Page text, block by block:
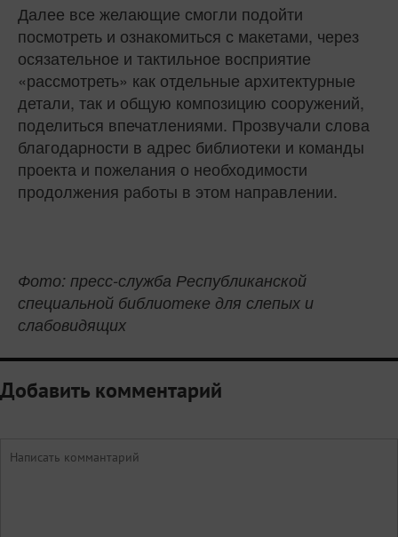
Далее все желающие смогли подойти
посмотреть и ознакомиться с макетами, через
осязательное и тактильное восприятие
«рассмотреть» как отдельные архитектурные
детали, так и общую композицию сооружений,
поделиться впечатлениями. Прозвучали слова
благодарности в адрес библиотеки и команды
проекта и пожелания о необходимости
продолжения работы в этом направлении.
Фото: пресс-служба Республиканской
специальной библиотеке для слепых и
слабовидящих
Добавить комментарий